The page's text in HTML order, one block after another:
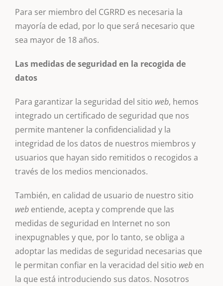
Para ser miembro del CGRRD es necesaria la
mayoría de edad, por lo que será necesario que
sea mayor de 18 años.
Las medidas de seguridad en la recogida de
datos
Para garantizar la seguridad del sitio web, hemos
integrado un certificado de seguridad que nos
permite mantener la confidencialidad y la
integridad de los datos de nuestros miembros y
usuarios que hayan sido remitidos o recogidos a
través de los medios mencionados.
También, en calidad de usuario de nuestro sitio
webentiende, acepta y comprende que las
medidas de seguridad en Internet no son
inexpugnables y que, por lo tanto, se obliga a
adoptar las medidas de seguridad necesarias que
le permitan confiar en la veracidad del sitio weben
la que está introduciendo sus datos. Nosotros